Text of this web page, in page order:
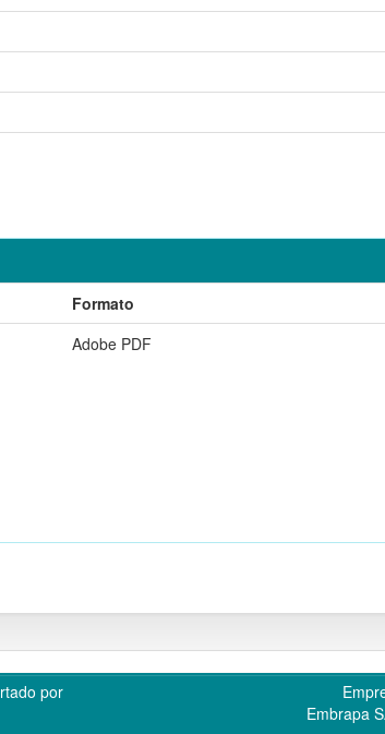
Formato
Adobe PDF
por
Embrapa